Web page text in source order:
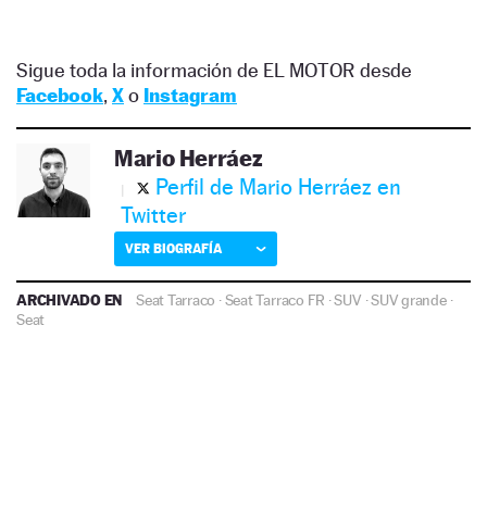
Sigue toda la información de EL MOTOR desde
Facebook, Xo Instagram
Mario Herráez
Perfil de Mario Herráez en
Twitter
VER BIOGRAFÍA
ARCHIVADO EN Seat Tarraco ·Seat Tarraco FR ·SUV ·SUV grande·
Seat